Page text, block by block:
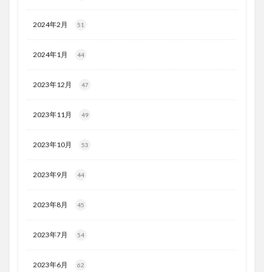
2024年2月 51
2024年1月 44
2023年12月 47
2023年11月 49
2023年10月 53
2023年9月 44
2023年8月 45
2023年7月 54
2023年6月 62